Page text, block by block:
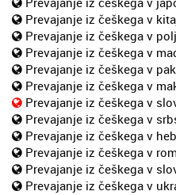
Prevajanje iz češkega v
Prevajanje iz češkega v
Prevajanje iz češkega v
Prevajanje iz češkega v
Prevajanje iz češkega v
Prevajanje iz češkega v
Prevajanje iz češkega v
Prevajanje iz češkega v
Prevajanje iz češkega v
Prevajanje iz češkega v
Prevajanje iz češkega v